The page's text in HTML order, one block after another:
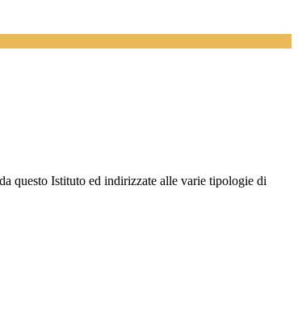
questo Istituto ed indirizzate alle varie tipologie di